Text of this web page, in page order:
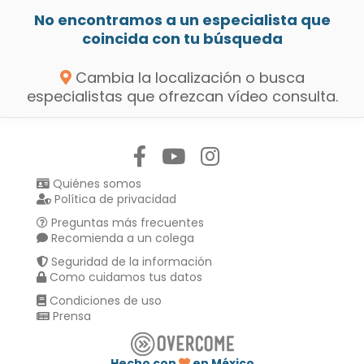
No encontramos a un especialista que
coincida con tu búsqueda
Cambia la localización o busca
especialistas que ofrezcan vídeo consulta.
Quiénes somos
Política de privacidad
Preguntas más frecuentes
Recomienda a un colega
Seguridad de la información
Como cuidamos tus datos
Condiciones de uso
Prensa